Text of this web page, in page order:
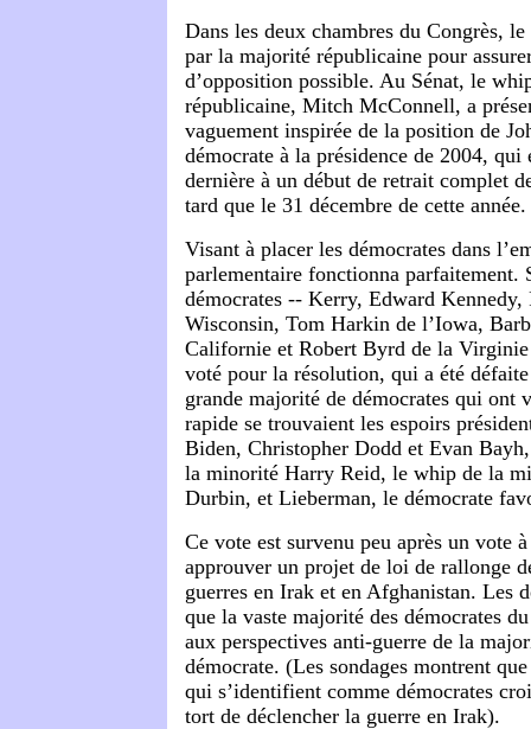
Dans les deux chambres du Congrès,
par la majorité républicaine pour
d’opposition possible. Au Sénat, le
républicaine, Mitch McConnell, a
vaguement inspirée de la position de
démocrate à la présidence de 2004, qui
dernière à un début de retrait complet
tard que le 31 décembre de cette année.
Visant à placer les démocrates dans
parlementaire fonctionna parfaitement.
démocrates -- Kerry, Edward Kennedy,
Wisconsin, Tom Harkin de l’Iowa,
Californie et Robert Byrd de la
voté pour la résolution, qui a été
grande majorité de démocrates qui ont
rapide se trouvaient les espoirs
Biden, Christopher Dodd et Evan
la minorité Harry Reid, le whip de la
Durbin, et Lieberman, le démocrate
Ce vote est survenu peu après un vote
approuver un projet de loi de rallonge
guerres en Irak et en Afghanistan. Les
que la vaste majorité des démocrates
aux perspectives anti-guerre de la
démocrate. (Les sondages montrent
qui s’identifient comme démocrates
tort de déclencher la guerre en Irak).